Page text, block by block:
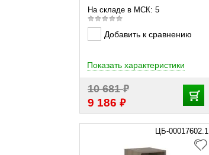
На складе в МСК: 5
Добавить к сравнению
10 681₽
9 186 ₽
Показать характеристики
ЦБ-00017602.1